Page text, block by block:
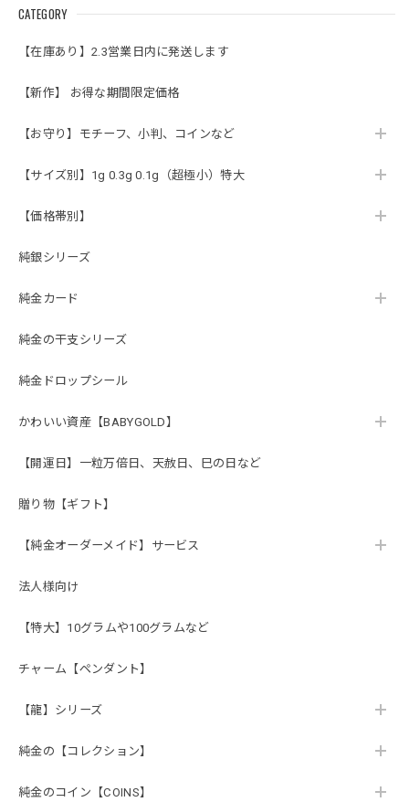
CATEGORY
【在庫あり】2.3営業日内に発送します
【新作】 お得な期間限定価格
【お守り】モチーフ、小判、コインなど
【サイズ別】1g 0.3g 0.1g（超極小）特大
【価格帯別】
純銀シリーズ
純金カード
純金の干支シリーズ
純金ドロップシール
かわいい資産【BABYGOLD】
【開運日】一粒万倍日、天赦日、巳の日など
贈り物【ギフト】
【純金オーダーメイド】サービス
法人様向け
【特大】10グラムや100グラムなど
チャーム【ペンダント】
【龍】シリーズ
純金の【コレクション】
純金のコイン【COINS】